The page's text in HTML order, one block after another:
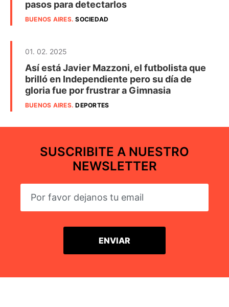
pasos para detectarlos
BUENOS AIRES.SOCIEDAD
01. 02. 2025
Así está Javier Mazzoni, el futbolista que
brilló en Independiente pero su día de
gloria fue por frustrar a Gimnasia
BUENOS AIRES.DEPORTES
SUSCRIBITE A NUESTRO
NEWSLETTER